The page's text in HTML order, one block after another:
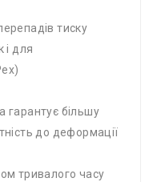
тиску
і для
гарантує більшу
до деформації
тривалого часу